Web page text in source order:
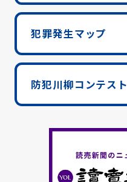
犯罪発生マップ
防犯川柳コンテスト